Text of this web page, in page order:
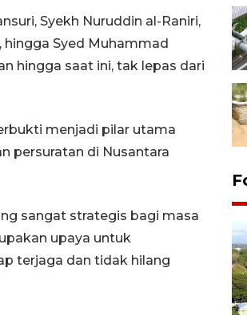
Syekh Nuruddin al-Raniri,
hingga Syed Muhammad
hingga saat ini, tak lepas dari
menjadi pilar utama
persuratan di Nusantara
sangat strategis bagi masa
upaya untuk
terjaga dan tidak hilang